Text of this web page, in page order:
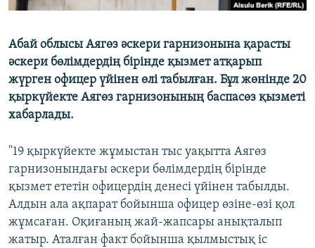
Абай облысы Аягөз әскери гарнизонына қарасты
әскери бөлімдердің бірінде қызмет атқарып
жүрген офицер үйінен өлі табылған. Бұл жөнінде 20
қыркүйекте Аягөз гарнизонының баспасөз қызметі
хабарлады.
"19 қыркүйекте жұмыстан тыс уақытта Аягөз
гарнизонындағы әскери бөлімдердің бірінде
қызмет ететін офицердің денесі үйінен табылды.
Алдын ала ақпарат бойынша офицер өзіне-өзі қол
жұмсаған. Оқиғаның жай-жапсары анықталып
жатыр. Аталған факт бойынша қылмыстық іс